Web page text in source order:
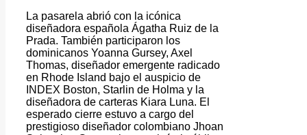
La pasarela abrió con la icónica
diseñadora española Ágatha Ruiz de la
Prada. También participaron los
dominicanos Yoanna Gursey, Axel
Thomas, diseñador emergente radicado
en Rhode Island bajo el auspicio de
INDEX Boston, Starlin de Holma y la
diseñadora de carteras Kiara Luna. El
esperado cierre estuvo a cargo del
prestigioso diseñador colombiano Jhoan